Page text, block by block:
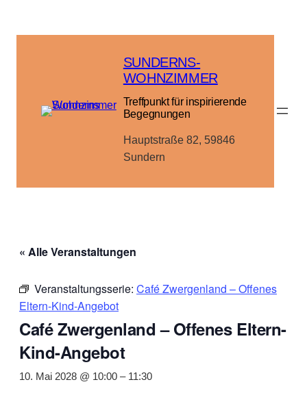
SUNDERNS-
WOHNZIMMER
Treffpunkt für inspirierende
Begegnungen
Hauptstraße 82, 59846
Sundern
« Alle Veranstaltungen
Veranstaltungsserie: Café Zwergenland – Offenes
Eltern-Kind-Angebot
Café Zwergenland – Offenes Eltern-
Kind-Angebot
10. Mai 2028 @ 10:00 – 11:30